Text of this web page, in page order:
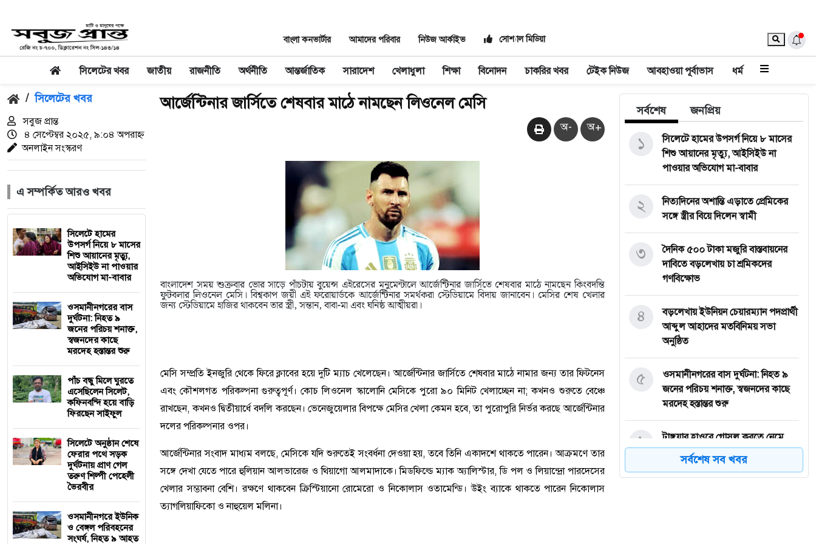
বাংলা কনভার্টার আমাদের পরিবার নিউজ আর্কাইভ সোশ্যাল মিডিয়া
সিলেটের খবর জাতীয় রাজনীতি অর্থনীতি আন্তর্জাতিক সারাদেশ খেলাধুলা শিক্ষা বিনোদন চাকরির খবর টেইক নিউজ আবহাওয়া পূর্বাভাস ধর্ম
/ সিলেটের খবর
সবুজ প্রান্ত
৪ সেপ্টেম্বর ২০২৫, ৯:০৪ অপরাহ্ন
অনলাইন সংস্করণ
এ সম্পর্কিত আরও খবর
সিলেটে হামের
উপসর্গ নিয়ে ৮ মাসের
শিশু আয়ানের মৃত্যু,
আইসিইউ না পাওয়ার
অভিযোগ মা-বাবার
‎ওসমানীনগরের বাস
দুর্ঘটনা: নিহত ৯
জনের পরিচয় শনাক্ত,
স্বজনদের কাছে
মরদেহ হস্তান্তর শুরু
পাঁচ বন্ধু মিলে ঘুরতে
এসেছিলেন সিলেট,
কফিনবন্দি হয়ে বাড়ি
ফিরছেন সাইফুল
সিলেটে অনুষ্ঠান শেষে
ফেরার পথে সড়ক
দুর্ঘটনায় প্রাণ গেল
তরুণ শিল্পী পেহেলী
ভৈরবীর
ওসমানীনগরে ইউনিক
ও বেঙ্গল পরিবহনের
সংঘর্ষ, নিহত ৯ আহত
আর্জেন্টিনার জার্সিতে শেষবার মাঠে নামছেন লিওনেল মেসি
অ- অ+
বাংলাদেশ সময় শুক্রবার ভোর সাড়ে পাঁচটায় বুয়েন্স এইরেসের মনুমেন্টালে আর্জেন্টিনার জার্সিতে শেষবার মাঠে নামছেন কিংবদন্তি
ফুটবলার লিওনেল মেসি। বিশ্বকাপ জয়ী এই ফরোয়ার্ডকে আর্জেন্টিনার সমর্থকরা স্টেডিয়ামে বিদায় জানাবেন। মেসির শেষ খেলার
জন্য স্টেডিয়ামে হাজির থাকবেন তার স্ত্রী, সন্তান, বাবা-মা এবং ঘনিষ্ঠ আত্মীয়রা।
মেসি সম্প্রতি ইনজুরি থেকে ফিরে ক্লাবের হয়ে দুটি ম্যাচ খেলেছেন। আর্জেন্টিনার জার্সিতে শেষবার মাঠে নামার জন্য তার ফিটনেস
এবং কৌশলগত পরিকল্পনা গুরুত্বপূর্ণ। কোচ লিওনেল স্কালোনি মেসিকে পুরো ৯০ মিনিট খেলাচ্ছেন না; কখনও শুরুতে বেঞ্চে
রাখছেন, কখনও দ্বিতীয়ার্ধে বদলি করছেন। ভেনেজুয়েলার বিপক্ষে মেসির খেলা কেমন হবে, তা পুরোপুরি নির্ভর করছে আর্জেন্টিনার
দলের পরিকল্পনার ওপর।
আর্জেন্টিনার সংবাদ মাধ্যম বলছে, মেসিকে যদি শুরুতেই সংবর্ধনা দেওয়া হয়, তবে তিনি একাদশে থাকতে পারেন। আক্রমণে তার
সঙ্গে দেখা যেতে পারে হুলিয়ান আলভারেজ ও থিয়াগো আলমাদাকে। মিডফিল্ডে ম্যাক অ্যালিস্টার, ডি পল ও লিয়ান্দ্রো পারদেসের
খেলার সম্ভাবনা বেশি। রক্ষণে থাকবেন ক্রিস্টিয়ানো রোমেরো ও নিকোলাস ওতামেন্ডি। উইং ব্যাকে থাকতে পারেন নিকোলাস
ত্যাগলিয়াফিকো ও নাহুয়েল মলিনা।
সর্বশেষ জনপ্রিয়
সিলেটে হামের উপসর্গ নিয়ে ৮ মাসের
শিশু আয়ানের মৃত্যু, আইসিইউ না
পাওয়ার অভিযোগ মা-বাবার
১
নিত্যদিনের অশান্তি এড়াতে প্রেমিকের
সঙ্গে স্ত্রীর বিয়ে দিলেন স্বামী
২
দৈনিক ৫০০ টাকা মজুরি বাস্তবায়নের
দাবিতে বড়লেখায় চা শ্রমিকদের
গণবিক্ষোভ
৩
বড়লেখায় ইউনিয়ন চেয়ারম্যান পদপ্রার্থী
আব্দুল আহাদের মতবিনিময় সভা
অনুষ্ঠিত
৪
‎ওসমানীনগরের বাস দুর্ঘটনা: নিহত ৯
জনের পরিচয় শনাক্ত, স্বজনদের কাছে
মরদেহ হস্তান্তর শুরু
৫
টাঙ্গুয়ার হাওরে গোসল করতে নেমে
পানিতে ডুবে সিরাজগঞ্জের পর্যটকের
৬
সর্বশেষ সব খবর